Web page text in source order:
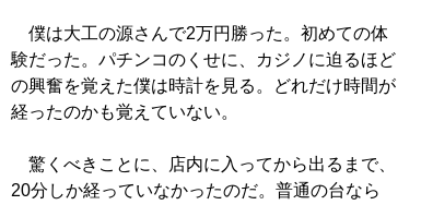
僕は大工の源さんで2万円勝った。初めての体
験だった。パチンコのくせに、カジノに迫るほど
の興奮を覚えた僕は時計を見る。どれだけ時間が
経ったのかも覚えていない。
驚くべきことに、店内に入ってから出るまで、
20分しか経っていなかったのだ。普通の台なら